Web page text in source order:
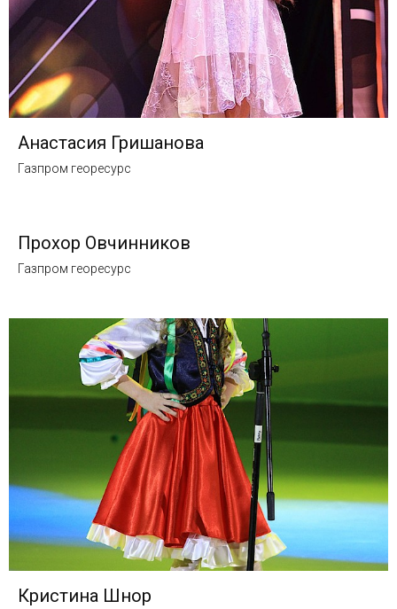
Анастасия Гришанова
Газпром георесурс
Прохор Овчинников
Газпром георесурс
Кристина Шнор